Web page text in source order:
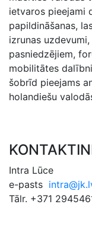
ietvaros pieejami
papildināšanas,
izrunas
pasniedzējiem,
mobilitātes
šobrīd pieejams
holandiešu
Intra Lūce
e-pasts
Tālr. +371